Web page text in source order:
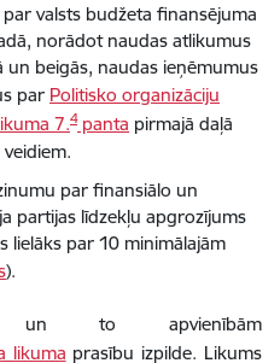
valsts budžeta finansējuma
norādot naudas atlikumus
un beigās, naudas ieņēmumus
par Politisko organizāciju
7.4panta pirmajā daļā
par finansiālo un
partijas līdzekļu apgrozījums
lielāks par 10 minimālajām
).
un to apvienībām
likuma prasību izpilde. Likums